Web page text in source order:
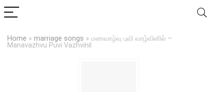
Home » marriage songs » மணவாழ்வு புவி வாழ்வினில் –
Manavazhvu Puvi Vazhvinil